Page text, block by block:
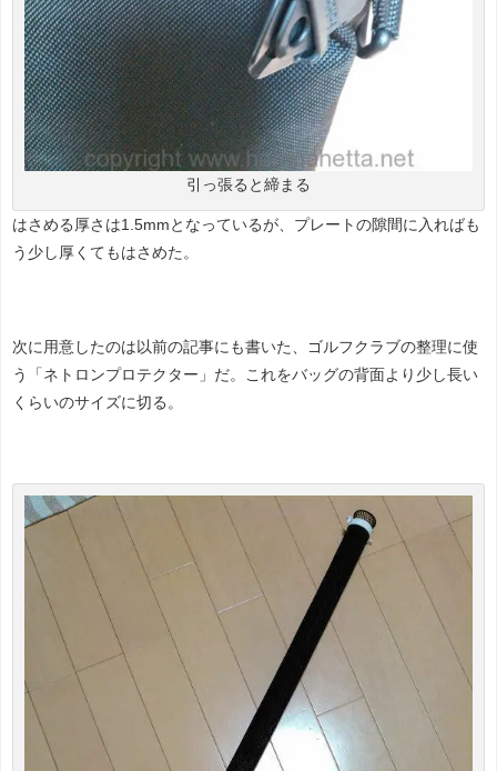
引っ張ると締まる
はさめる厚さは1.5mmとなっているが、プレートの隙間に入ればも
う少し厚くてもはさめた。
次に用意したのは以前の記事にも書いた、ゴルフクラブの整理に使
う「ネトロンプロテクター」だ。これをバッグの背面より少し長い
くらいのサイズに切る。